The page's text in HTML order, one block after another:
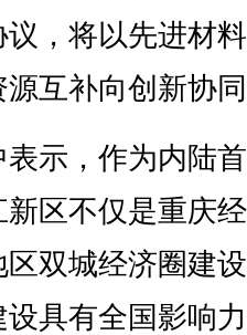
，将以先进材
互补向创新协
示，作为内陆首
区不仅是重庆
双城经济圈建
具有全国影响